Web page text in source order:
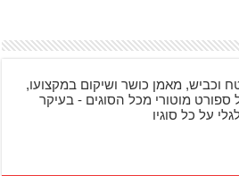
וכביש, מאמן כושר ושיקום במקצועו,
ספורט מוטורי מכל הסוגים - בעיקר
על כל סוגיו